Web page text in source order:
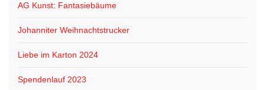
AG Kunst: Fantasiebäume
Johanniter Weihnachtstrucker
Liebe im Karton 2024
Spendenlauf 2023